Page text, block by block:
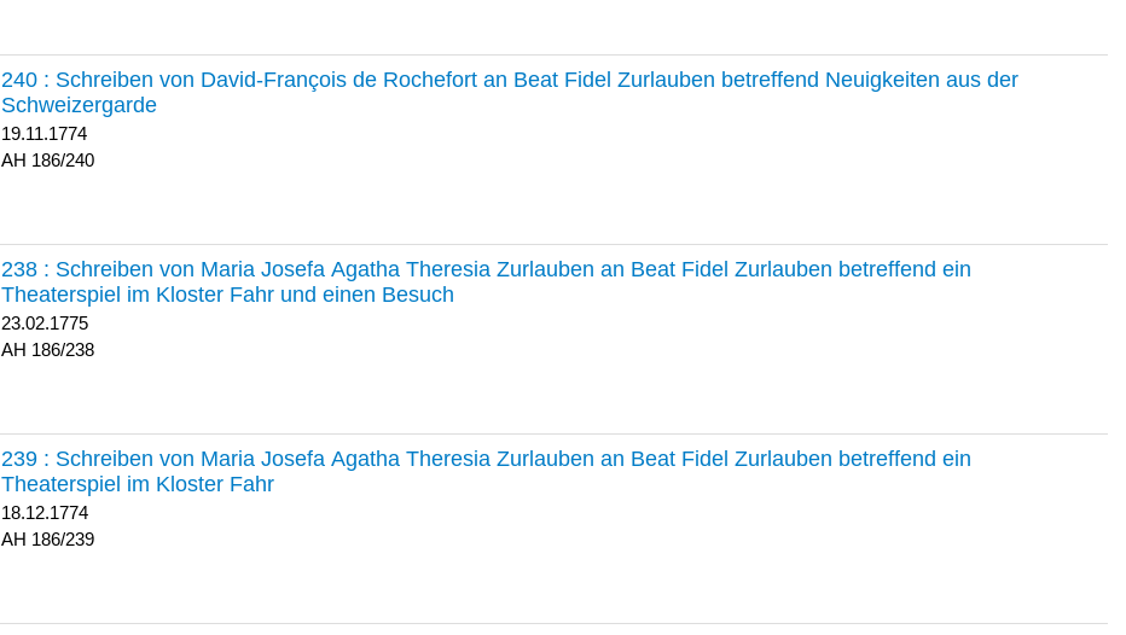
240 : Schreiben von David-François de Rochefort an Beat Fidel Zurlauben betreffend Neuigkeiten aus der
Schweizergarde
19.11.1774
186/240
238 : Schreiben von Maria Josefa Agatha Theresia Zurlauben an Beat Fidel Zurlauben betreffend ein
Theaterspiel im Kloster Fahr und einen Besuch
23.02.1775
186/238
239 : Schreiben von Maria Josefa Agatha Theresia Zurlauben an Beat Fidel Zurlauben betreffend ein
Theaterspiel im Kloster Fahr
18.12.1774
186/239